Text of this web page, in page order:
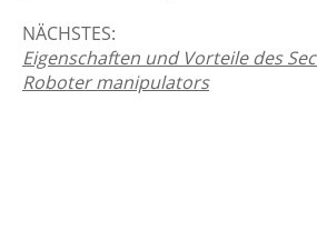
NÄCHSTES:
Eigenschaften und Vorteile des
Roboter manipulators